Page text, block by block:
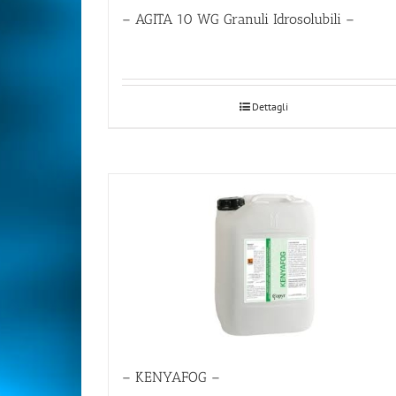
– AGITA 10 WG Granuli Idrosolubili –
Dettagli
– KENYAFOG –